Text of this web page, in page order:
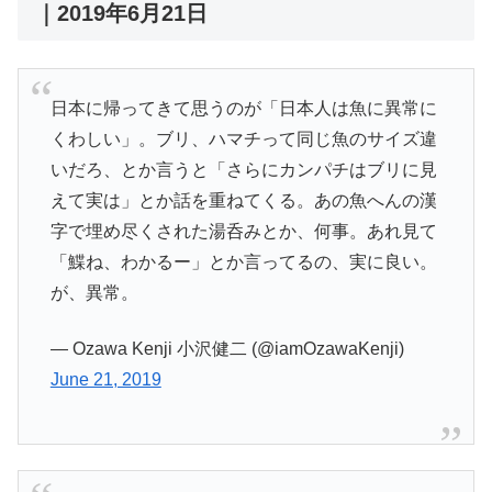
｜2019年6月21日
日本に帰ってきて思うのが「日本人は魚に異常に
くわしい」。ブリ、ハマチって同じ魚のサイズ違
いだろ、とか言うと「さらにカンパチはブリに見
えて実は」とか話を重ねてくる。あの魚へんの漢
字で埋め尽くされた湯呑みとか、何事。あれ見て
「鰈ね、わかるー」とか言ってるの、実に良い。
が、異常。
— Ozawa Kenji 小沢健二 (@iamOzawaKenji)
June 21, 2019